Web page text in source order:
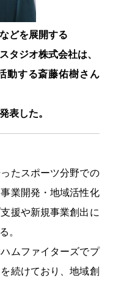
どを展開する
タジオ株式会社は、
動する斎藤佑樹さん
表した。
たスポーツ分野での
業開発・地域活性化
援や新規事業創出に
。
ムファイターズでプ
続けており、地域創